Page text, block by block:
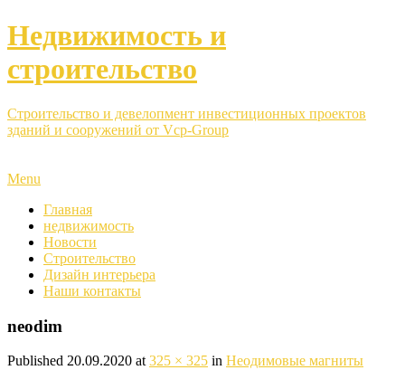
Недвижимость и
строительство
Строительство и девелопмент инвестиционных проектов
зданий и сооружений от Vcp-Group
Menu
Главная
недвижимость
Новости
Строительство
Дизайн интерьера
Наши контакты
neodim
Published 20.09.2020 at 325 × 325 in Неодимовые магниты